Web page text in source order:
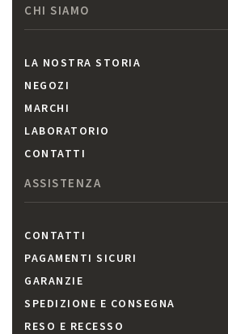
CHI SIAMO
LA NOSTRA STORIA
NEGOZI
MARCHI
LABORATORIO
CONTATTI
ASSISTENZA
CONTATTI
PAGAMENTI SICURI
GARANZIE
SPEDIZIONE E CONSEGNA
RESO E RECESSO